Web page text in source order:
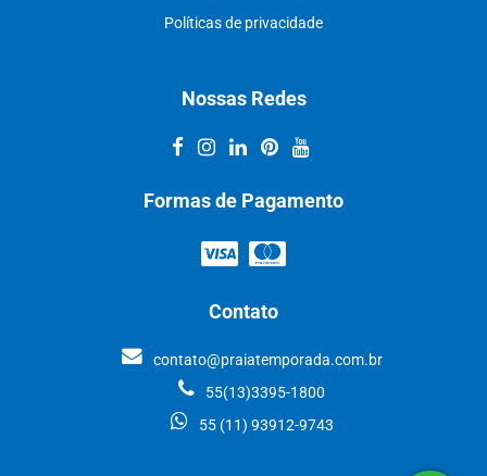
Políticas de privacidade
Nossas Redes
Formas de Pagamento
Contato
contato@praiatemporada.com.br
55(13)3395-1800
55 (11) 93912-9743